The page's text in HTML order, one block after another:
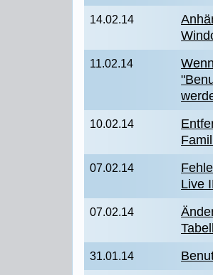
14.02.14
11.02.14
10.02.14
07.02.14
Live
07.02.14
31.01.14